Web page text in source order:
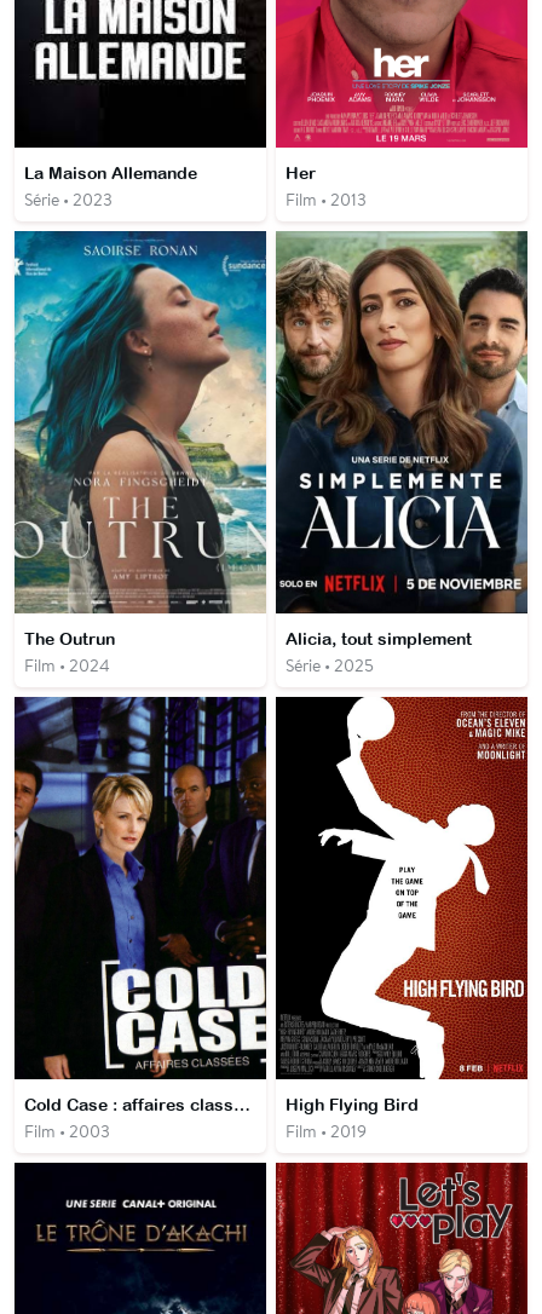
La Maison Allemande
Série • 2023
Her
Film • 2013
The Outrun
Film • 2024
Alicia, tout simplement
Série • 2025
Cold Case : affaires classées
Film • 2003
High Flying Bird
Film • 2019